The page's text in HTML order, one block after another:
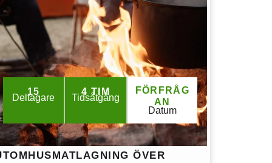
15
Deltagare
4 TIM
Tidsåtgång
FÖRFRÅG
AN
Datum
ÖVER